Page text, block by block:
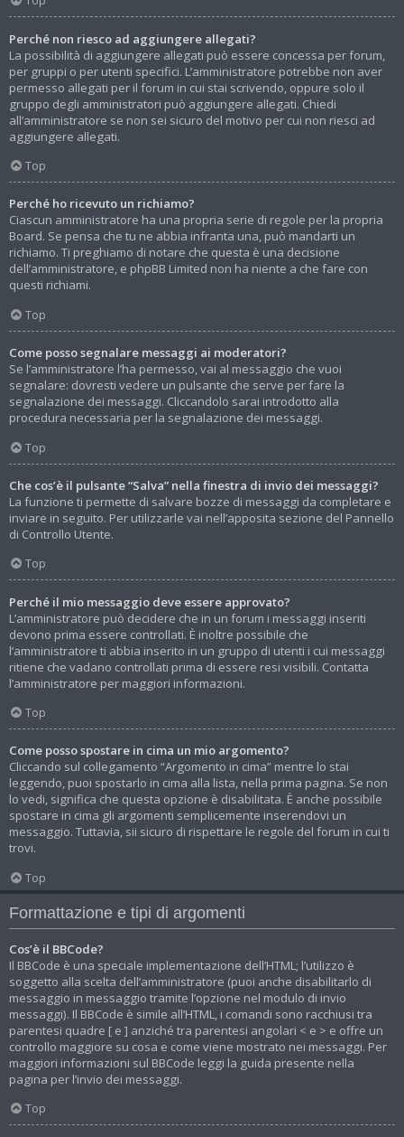
Perché non riesco ad aggiungere allegati?
La possibilità di aggiungere allegati può essere concessa per forum,
per gruppi o per utenti specifici. L’amministratore potrebbe non aver
permesso allegati per il forum in cui stai scrivendo, oppure solo il
gruppo degli amministratori può aggiungere allegati. Chiedi
all’amministratore se non sei sicuro del motivo per cui non riesci ad
aggiungere allegati.
Top
Perché ho ricevuto un richiamo?
Ciascun amministratore ha una propria serie di regole per la propria
Board. Se pensa che tu ne abbia infranta una, può mandarti un
richiamo. Ti preghiamo di notare che questa è una decisione
dell’amministratore, e phpBB Limited non ha niente a che fare con
questi richiami.
Top
Come posso segnalare messaggi ai moderatori?
Se l’amministratore l’ha permesso, vai al messaggio che vuoi
segnalare: dovresti vedere un pulsante che serve per fare la
segnalazione dei messaggi. Cliccandolo sarai introdotto alla
procedura necessaria per la segnalazione dei messaggi.
Top
Che cos’è il pulsante “Salva” nella finestra di invio dei messaggi?
La funzione ti permette di salvare bozze di messaggi da completare e
inviare in seguito. Per utilizzarle vai nell’apposita sezione del Pannello
di Controllo Utente.
Top
Perché il mio messaggio deve essere approvato?
L’amministratore può decidere che in un forum i messaggi inseriti
devono prima essere controllati. È inoltre possibile che
l’amministratore ti abbia inserito in un gruppo di utenti i cui messaggi
ritiene che vadano controllati prima di essere resi visibili. Contatta
l’amministratore per maggiori informazioni.
Top
Come posso spostare in cima un mio argomento?
Cliccando sul collegamento “Argomento in cima” mentre lo stai
leggendo, puoi spostarlo in cima alla lista, nella prima pagina. Se non
lo vedi, significa che questa opzione è disabilitata. È anche possibile
spostare in cima gli argomenti semplicemente inserendovi un
messaggio. Tuttavia, sii sicuro di rispettare le regole del forum in cui ti
trovi.
Top
Formattazione e tipi di argomenti
Cos’è il BBCode?
Il BBCode è una speciale implementazione dell’HTML; l’utilizzo è
soggetto alla scelta dell’amministratore (puoi anche disabilitarlo di
messaggio in messaggio tramite l’opzione nel modulo di invio
messaggi). Il BBCode è simile all’HTML, i comandi sono racchiusi tra
parentesi quadre [ e ] anziché tra parentesi angolari < e > e offre un
controllo maggiore su cosa e come viene mostrato nei messaggi. Per
maggiori informazioni sul BBCode leggi la guida presente nella
pagina per l’invio dei messaggi.
Top